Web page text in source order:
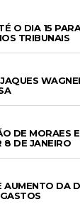
O DIA 15
TRIBUNAIS
DE MORAES
8 DE JANEIRO
AUMENTO DA